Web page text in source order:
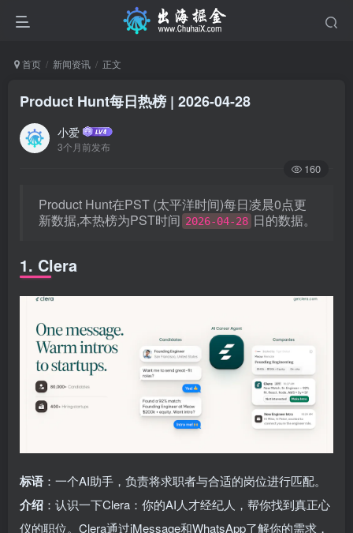
首页 新闻资讯 正文
Product Hunt每日热榜 | 2026-04-28
小爱
3个月前发布
160
Product Hunt在PST (太平洋时间)每日凌晨0点更
新数据,本热榜为PST时间 2026-04-28 日的数据。
1. Clera
标语 ：一个AI助手，负责将求职者与合适的岗位进行匹配。
介绍 ：认识一下Clera：你的AI人才经纪人，帮你找到真正心
仪的职位。Clera通过iMessage和WhatsApp了解你的需求，